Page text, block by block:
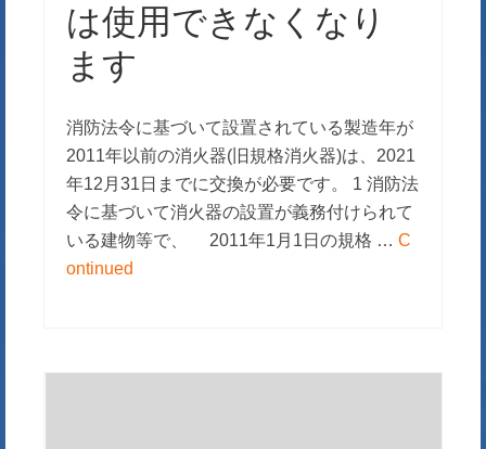
は使用できなくなり
ます
消防法令に基づいて設置されている製造年が
2011年以前の消火器(旧規格消火器)は、2021
年12月31日までに交換が必要です。 1 消防法
令に基づいて消火器の設置が義務付けられて
いる建物等で、 2011年1月1日の規格 … C
ontinued